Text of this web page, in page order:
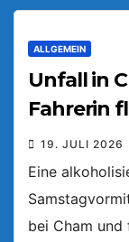
ALLGEMEIN
Unfall in
Fahrerin
19. JULI 2026
Eine
bei Cham und